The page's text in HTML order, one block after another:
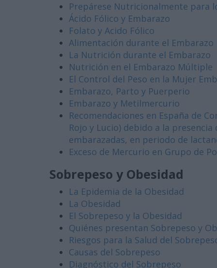
Prepárese Nutricionalmente para
Ácido Fólico y Embarazo
Folato y Acido Fólico
Alimentación durante el Embarazo
La Nutrición durante el Embarazo
Nutrición en el Embarazo Múltiple
El Control del Peso en la Mujer
Embarazo, Parto y Puerperio
Embarazo y Metilmercurio
Recomendaciones en España de
Rojo y Lucio) debido a la
embarazadas, en periodo de
Exceso de Mercurio en Grupo de
Sobrepeso y Obesidad
La Epidemia de la Obesidad
La Obesidad
El Sobrepeso y la Obesidad
Quiénes presentan Sobrepeso y
Riesgos para la Salud del
Causas del Sobrepeso
Diagnóstico del Sobrepeso